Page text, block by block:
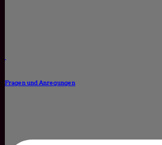
Fragen und Anregungen